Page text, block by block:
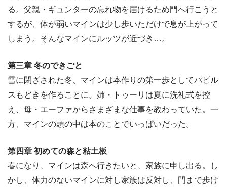
る。父親・ギュンターの忘れ物を届けるため門へ行こうと
するが、体が弱いマインは少し歩いただけで息が上がって
しまう。そんなマインにルッツが近づき…。
第三章 冬のできごと
雪に閉ざされた冬、マインは本作りの第一歩としてパピル
スもどきを作ることに。姉・トゥーリは夏に洗礼式を控
え、母・エーファからさまざまな仕事を教わっていた。一
方、マインの頭の中は本のことでいっぱいだった。
第四章 初めての森と粘土板
春になり、マインは森へ行きたいと、家族に申し出る。し
かし、体力のないマインに対し家族は反対し、門まで歩け